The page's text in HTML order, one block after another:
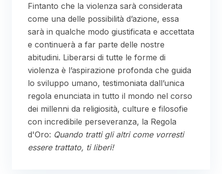
Fintanto che la violenza sarà considerata
come una delle possibilità d’azione, essa
sarà in qualche modo giustificata e accettata
e continuerà a far parte delle nostre
abitudini. Liberarsi di tutte le forme di
violenza è l’aspirazione profonda che guida
lo sviluppo umano, testimoniata dall’unica
regola enunciata in tutto il mondo nel corso
dei millenni da religiosità, culture e filosofie
con incredibile perseveranza, la Regola
d'Oro: Quando tratti gli altri come vorresti
essere trattato, ti liberi!